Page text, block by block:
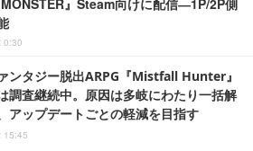
』Steam向けに配信―1P/2P側
0:30
ンタジー脱出ARPG『Mistfall Hunter』
調査継続中。原因は多岐にわたり一括解
アップデートごとの軽減を目指す
15:45